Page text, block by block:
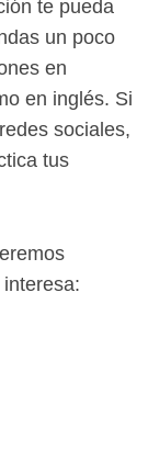
te pueda
un poco
en
en inglés. Si
sociales,
tus